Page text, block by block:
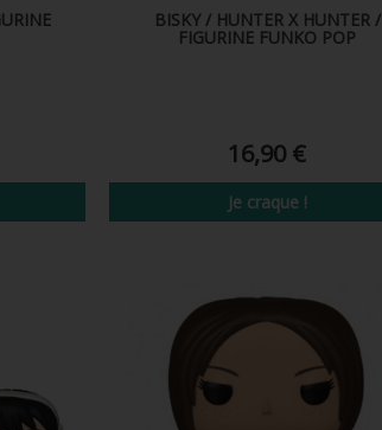
BISKY / HUNTER X HUNTER /
FIGURINE FUNKO POP
16,90 €
Je craque !